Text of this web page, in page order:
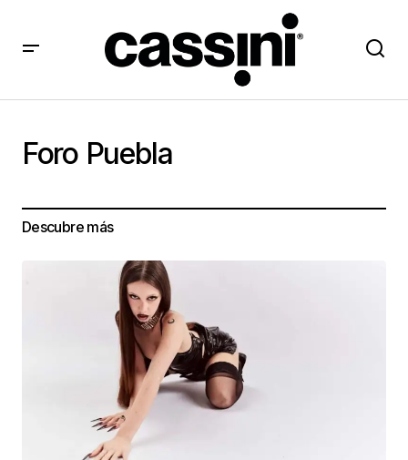
Foro Puebla
Descubre más